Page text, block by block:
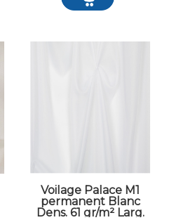
Voilage Palace M1
permanent Blanc
Dens. 61 gr/m² Larg.